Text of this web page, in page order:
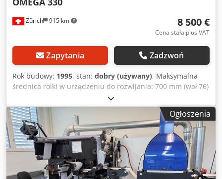
Zürich 915 km 8 500 €
Cena stała plus VAT
Zapytania Zadzwoń
Rok budowy: 1995, stan: dobry (używany), Maksymalna
średnica rolki w urządzeniu do rozwijania: 700 mm (wał 76)
Maksymalna średnica rolki w urządzeniu do nawijania: 450
mm Maksymalna szerokość materiału: Cjdpfxszn Azwo Al
Deha 330 mm Maksymalna prędkość: 220 m/min Opis:
Urządzenie do rozwijania, stół do łączenia materiału,
system prowadzenia materiału, jednostka tnąca,
urządzenie do nawijania, liczniki (etykiet lub metrów),
system wykrywania brakujących etykiet z wizualną
inspekcją.
Ogłoszenia